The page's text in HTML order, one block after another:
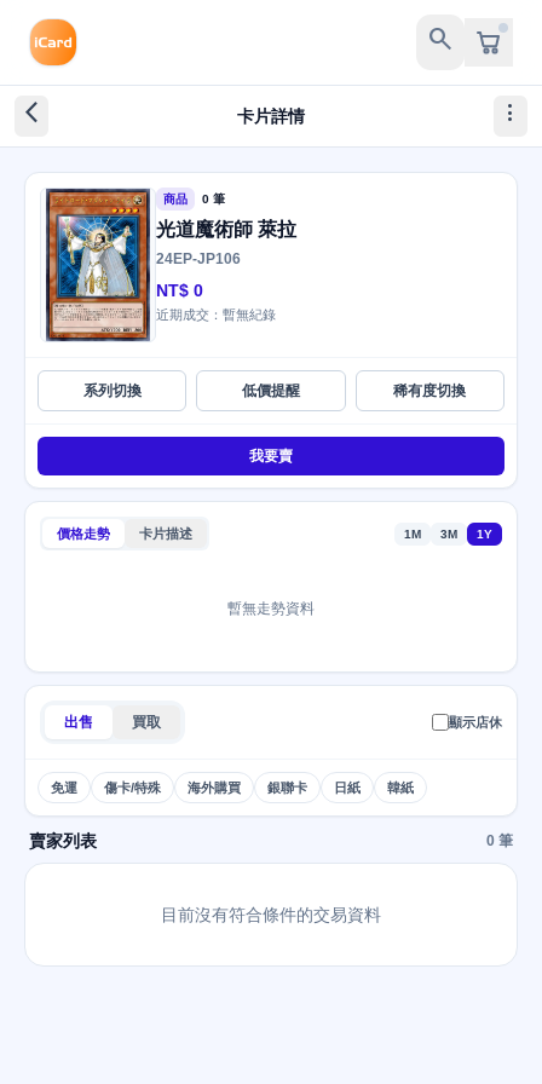
search
arrow_back_ios_new 卡片詳情 more_vert
商品 0 筆
光道魔術師 萊拉
24EP-JP106
NT$ 0
近期成交：暫無紀錄
系列切換 低價提醒 稀有度切換
我要賣
價格走勢 卡片描述 1M 3M 1Y
暫無走勢資料
出售 買取 顯示店休
免運 傷卡/特殊 海外購買 銀聯卡 日紙 韓紙
賣家列表 0 筆
目前沒有符合條件的交易資料